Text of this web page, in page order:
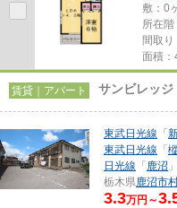
敷：0
所在
間取
面積：
賃貸｜アパート サンビレッジ
東武日光線 「
東武日光線 「
日光線 「 鹿沼
栃木県鹿沼市
3.3万円～